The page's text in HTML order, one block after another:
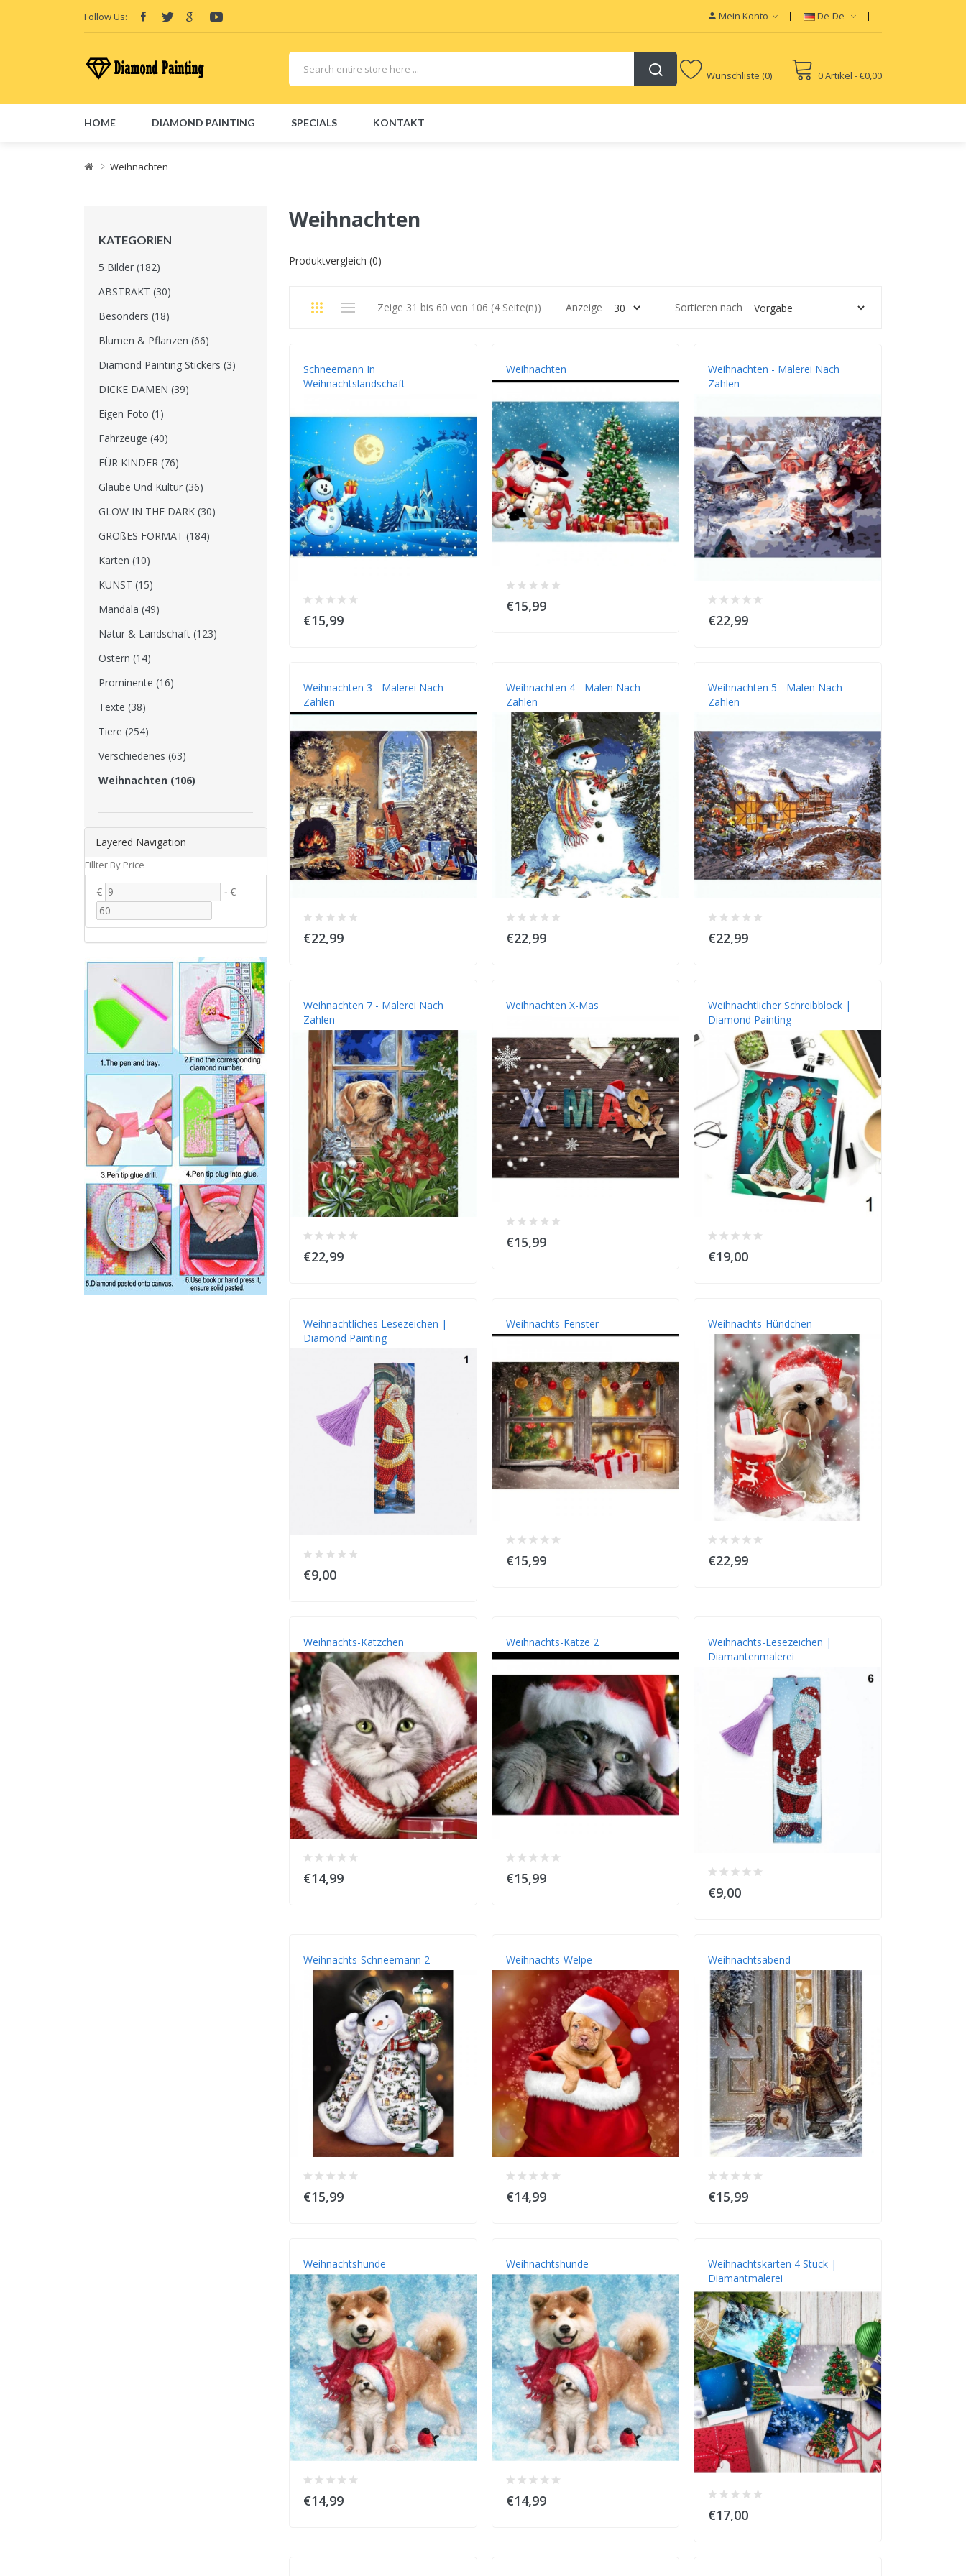
Follow Us: Mein Konto De-De
Wunschliste (0) 0 Artikel - €0,00
HOME DIAMOND PAINTING SPECIALS KONTAKT
Weihnachten
Layered Navigation
Fillter By Price
€ - €
KATEGORIEN
5 Bilder (182)
ABSTRAKT (30)
Besonders (18)
Blumen & Pflanzen (66)
Diamond Painting Stickers (3)
DICKE DAMEN (39)
Eigen Foto (1)
Fahrzeuge (40)
FÜR KINDER (76)
Glaube Und Kultur (36)
GLOW IN THE DARK (30)
GROßES FORMAT (184)
Karten (10)
KUNST (15)
Mandala (49)
Natur & Landschaft (123)
Ostern (14)
Prominente (16)
Texte (38)
Tiere (254)
Verschiedenes (63)
Weihnachten (106)
Weihnachten
Produktvergleich (0)
Zeige 31 bis 60 von 106 (4 Seite(n)) Sortieren nach
Anzeige
Schneemann In
Weihnachtslandschaft
€15,99
Weihnachten
€15,99
Weihnachten - Malerei Nach
Zahlen
€22,99
Weihnachten 3 - Malerei Nach
Zahlen
€22,99
Weihnachten 4 - Malen Nach
Zahlen
€22,99
Weihnachten 5 - Malen Nach
Zahlen
€22,99
Weihnachten 7 - Malerei Nach
Zahlen
€22,99
Weihnachten X-Mas
€15,99
Weihnachtlicher Schreibblock |
Diamond Painting
€19,00
Weihnachtliches Lesezeichen |
Diamond Painting
€9,00
Weihnachts-Fenster
€15,99
Weihnachts-Hündchen
€22,99
Weihnachts-Kätzchen
€14,99
Weihnachts-Katze 2
€15,99
Weihnachts-Lesezeichen |
Diamantenmalerei
€9,00
Weihnachts-Schneemann 2
€15,99
Weihnachts-Welpe
€14,99
Weihnachtsabend
€15,99
Weihnachtshunde
€14,99
Weihnachtshunde
€14,99
Weihnachtskarten 4 Stück |
Diamantmalerei
€17,00